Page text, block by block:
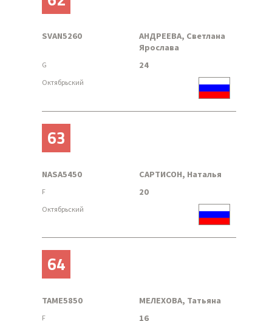
SVAN5260
АНДРЕЕВА, Светлана
Ярослава
G 24
Октябрьский
63
NASA5450 САРТИСОН, Наталья
F 20
Октябрьский
64
TAME5850 МЕЛЕХОВА, Татьяна
F 16